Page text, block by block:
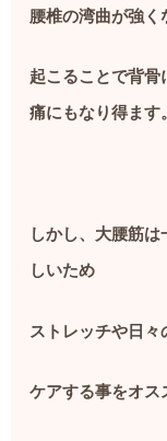
腰椎の湾曲が強く
起こることで背骨
痛にもなり得ます
しかし、大腰筋
しいため
ストレッチや日々
ケアする事をオス